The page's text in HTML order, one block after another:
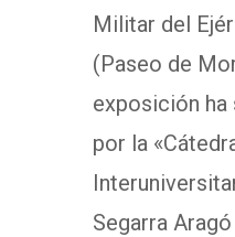
Militar del
(Paseo de
exposición ha
por la
Segarra